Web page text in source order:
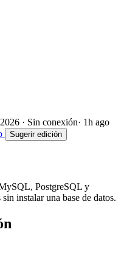
· Sin conexión· 1h ago
Sugerir edición
PostgreSQL y
instalar una base de datos.